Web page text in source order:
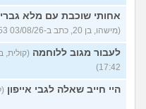
אחותי שוכבת עם מלא
(מישהו, בן 20, כתב ב-03/08/26 17:53)
לעבור מגוב ללוחמה
17:42)
היי חייב שאלה לגבי אייפון